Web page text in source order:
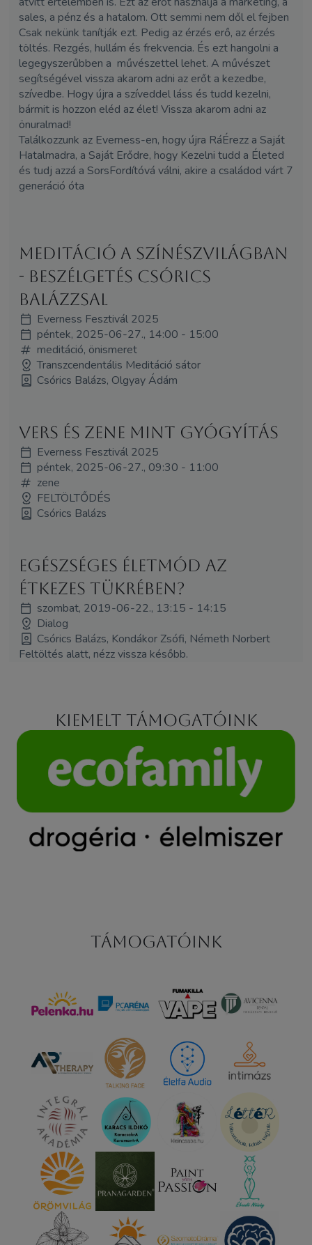
sales, a pénz és a hatalom. Ott semmi nem dől el fejben
Csak nekünk tanítják ezt. Pedig az érzés erő, az érzés
töltés. Rezgés, hullám és frekvencia. És ezt hangolni a
legegyszerűbben a művészettel lehet. A művészet
segítségével vissza akarom adni az erőt a kezedbe,
szívedbe. Hogy újra a szíveddel láss és tudd kezelni,
bármit is hozzon eléd az élet! Vissza akarom adni az
önuralmad!
Találkozzunk az Everness-en, hogy újra RáÉrezz a Saját
Hatalmadra, a Saját Erődre, hogy Kezelni tudd a Életed
és tudj azzá a SorsFordítóvá válni, akire a családod várt 7
generáció óta
Meditáció a színészvilágban
- Beszélgetés Csórics
Balázzsal
Everness Fesztivál 2025
péntek, 2025-06-27., 14:00 - 15:00
meditáció, önismeret
Transzcendentális Meditáció sátor
Csórics Balázs, Olgyay Ádám
Vers és zene mint gyógyítás
Everness Fesztivál 2025
péntek, 2025-06-27., 09:30 - 11:00
zene
FELTÖLTŐDÉS
Csórics Balázs
Egészséges életmód az
étkezes tükrében?
szombat, 2019-06-22., 13:15 - 14:15
Dialog
Csórics Balázs, Kondákor Zsófi, Németh Norbert
Feltöltés alatt, nézz vissza később.
Kiemelt támogatóink
Támogatóink